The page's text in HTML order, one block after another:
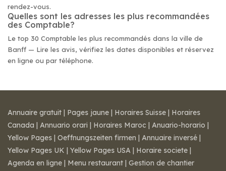
rendez-vous.
Quelles sont les adresses les plus recommandées
des Comptable?
Le top 30 Comptable les plus recommandés dans la ville de
Banff — Lire les avis, vérifiez les dates disponibles et réservez
en ligne ou par téléphone.
Annuaire gratuit | Pages jaune | Horaires Suisse | Horaires
Canada | Annuario orari | Horaires Maroc | Anuario-horario |
Yellow Pages | Oeffnungszeiten firmen | Annuaire inversé |
Yellow Pages UK | Yellow Pages USA | Horaire societe |
Agenda en ligne | Menu restaurant | Gestion de chantier